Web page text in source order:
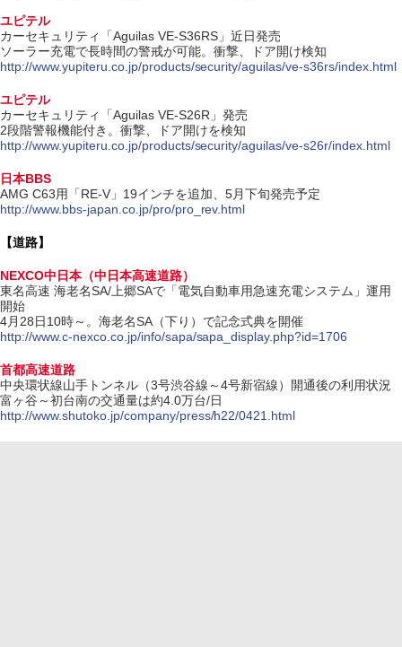
ユピテル
カーセキュリティ「Aguilas VE-S36RS」近日発売
ソーラー充電で長時間の警戒が可能。衝撃、ドア開け検知
http://www.yupiteru.co.jp/products/security/aguilas/ve-s36rs/index.html
ユピテル
カーセキュリティ「Aguilas VE-S26R」発売
2段階警報機能付き。衝撃、ドア開けを検知
http://www.yupiteru.co.jp/products/security/aguilas/ve-s26r/index.html
日本BBS
AMG C63用「RE-V」19インチを追加、5月下旬発売予定
http://www.bbs-japan.co.jp/pro/pro_rev.html
【道路】
NEXCO中日本（中日本高速道路）
東名高速 海老名SA/上郷SAで「電気自動車用急速充電システム」運用
開始
4月28日10時～。海老名SA（下り）で記念式典を開催
http://www.c-nexco.co.jp/info/sapa/sapa_display.php?id=1706
首都高速道路
中央環状線山手トンネル（3号渋谷線～4号新宿線）開通後の利用状況
富ヶ谷～初台南の交通量は約4.0万台/日
http://www.shutoko.jp/company/press/h22/0421.html